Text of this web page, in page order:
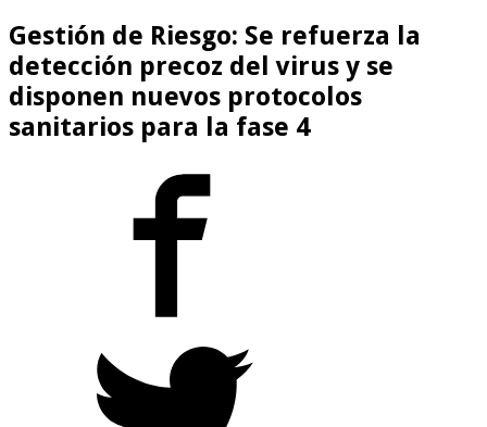
Gestión de Riesgo: Se refuerza la
detección precoz del virus y se
disponen nuevos protocolos
sanitarios para la fase 4